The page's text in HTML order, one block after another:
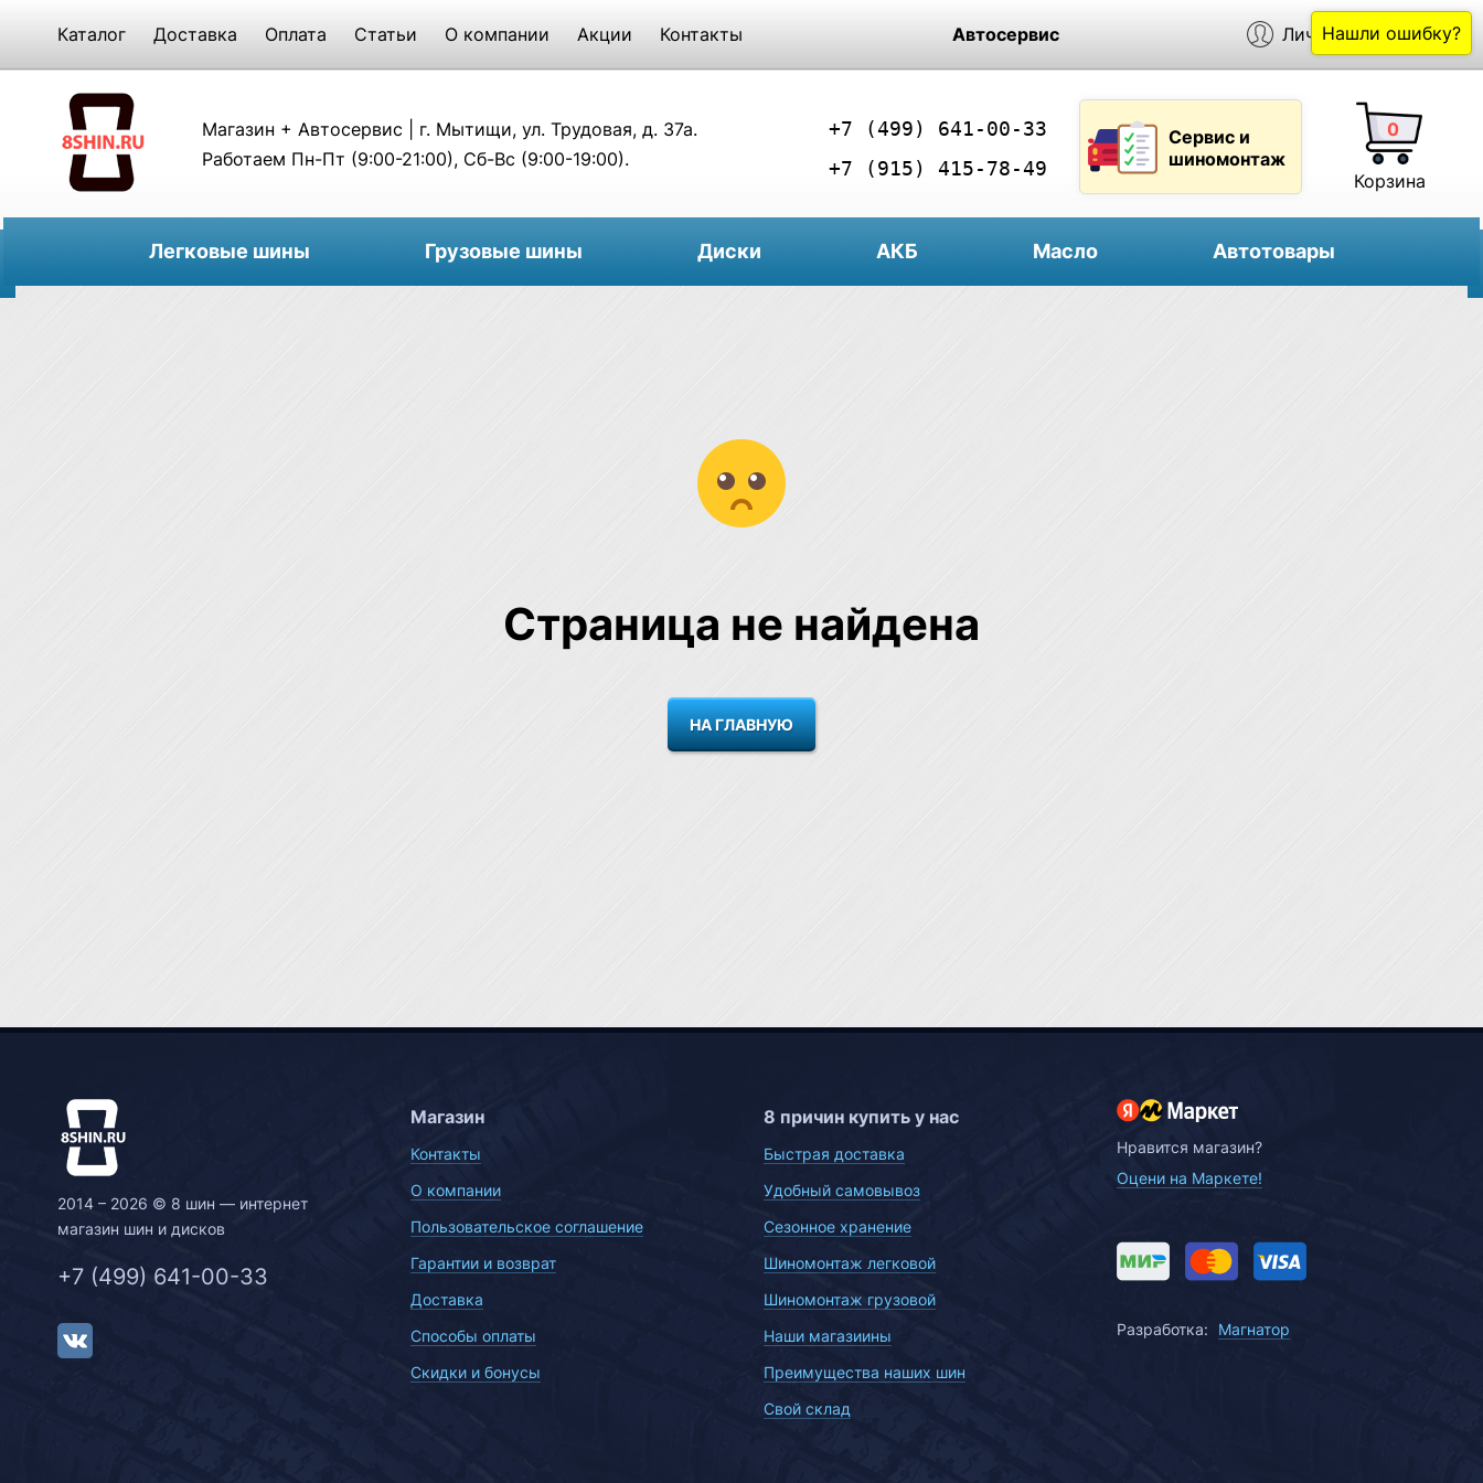
Каталог Доставка Оплата Статьи О компании Акции Контакты Автосервис Личный кабинет
Магазин + Автосервис | г. Мытищи, ул. Трудовая, д. 37а.
Работаем Пн-Пт (9:00-21:00), Сб-Вс (9:00-19:00).
+7 (499) 641-00-33
+7 (915) 415-78-49
Сервис и
шиномонтаж
0
Корзина
Легковые шины Грузовые шины Диски АКБ Масло Автотовары
Страница не найдена
НА ГЛАВНУЮ
2014 – 2026 © 8 шин — интернет
магазин шин и дисков
+7 (499) 641-00-33
Магазин
Контакты
О компании
Пользовательское соглашение
Гарантии и возврат
Доставка
Способы оплаты
Скидки и бонусы
8 причин купить у нас
Быстрая доставка
Удобный самовывоз
Сезонное хранение
Шиномонтаж легковой
Шиномонтаж грузовой
Наши магазиины
Преимущества наших шин
Свой склад
Нравится магазин?
Оцени на Маркете!
Разработка: Магнатор
Нашли ошибку?